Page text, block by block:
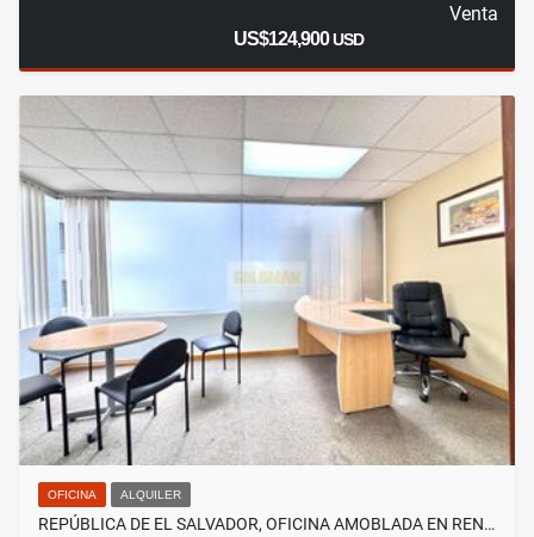
Venta
US$124,900USD
OFICINA ALQUILER
REPÚBLICA DE EL SALVADOR, OFICINA AMOBLADA EN REN…